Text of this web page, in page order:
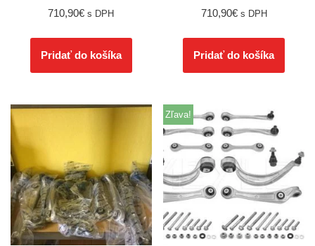
710,90€ s DPH
Pridať do košíka
710,90€ s DPH
Pridať do košíka
Zľava!